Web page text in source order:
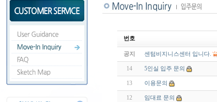
번호
공지 센텀비지니스센터 입니다.
14 5인실 입주 문의
13 이용문의
12 임대료 문의